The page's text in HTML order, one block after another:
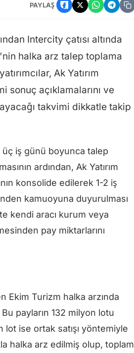
PAYLAŞ
Intercity çatısı altında
halka arz talep toplama
Ak Yatırım
sonuç açıklamalarını ve
takvimi dikkatle takip
üç iş günü boyunca talep
ardından, Ak Yatırım
konsolide edilerek 1-2 iş
kamuoyuna duyurulması
kendi aracı kurum veya
pay miktarlarını
Ekim Turizm halka arzında
payların 132 milyon lotu
lot ise ortak satışı yöntemiyle
halka arz edilmiş olup, toplam